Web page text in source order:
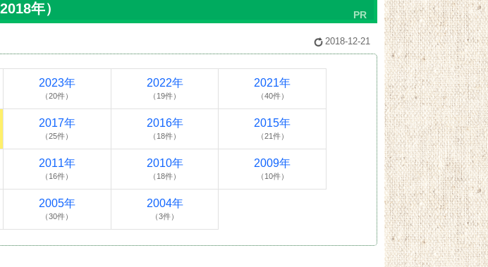
年）
2018-12-21
2023年
（20件）
2022年
（19件）
2021年
（40件）
2017年
（25件）
2016年
（18件）
2015年
（21件）
2011年
（16件）
2010年
（18件）
2009年
（10件）
2005年
（30件）
2004年
（3件）